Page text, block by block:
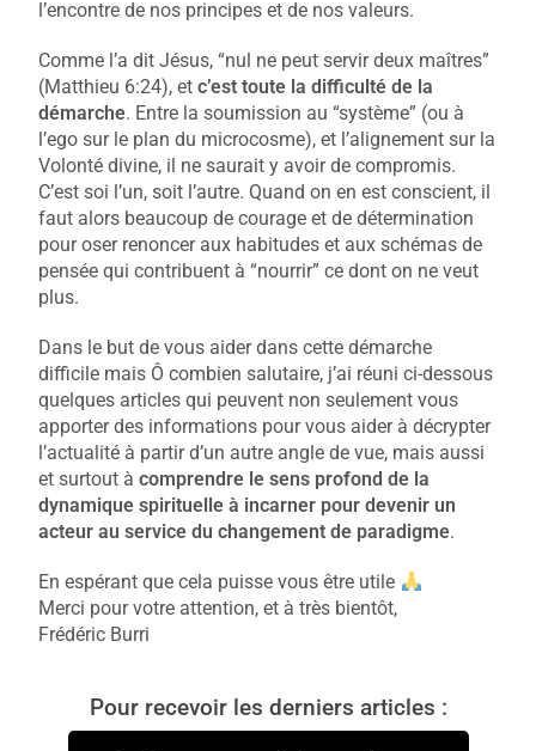
l’encontre de nos principes et de nos valeurs.
Comme l’a dit Jésus, “nul ne peut servir deux maîtres”
(Matthieu 6:24), etc’est toute la difficulté de la
démarche. Entre la soumission au “système” (ou à
l’ego sur le plan du microcosme), et l’alignement sur la
Volonté divine, il ne saurait y avoir de compromis.
C’est soi l’un, soit l’autre. Quand on en est conscient, il
faut alors beaucoup de courage et de détermination
pour oser renoncer aux habitudes et aux schémas de
pensée qui contribuent à “nourrir” ce dont on ne veut
plus.
Dans le but de vous aider dans cette démarche
difficile mais Ô combien salutaire, j’ai réuni ci-dessous
quelques articles qui peuvent non seulement vous
apporter des informations pour vous aider à décrypter
l’actualité à partir d’un autre angle de vue, mais aussi
et surtout àcomprendre le sens profond de la
dynamique spirituelle à incarner pour devenir un
acteur au service du changement de paradigme.
En espérant que cela puisse vous être utile
Merci pour votre attention, et à très bientôt,
Frédéric Burri
Pour recevoir les derniers articles :